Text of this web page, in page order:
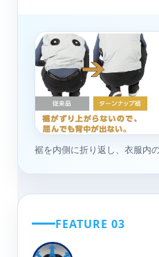
裾を内側に折り返し、衣服内
FEATURE 03